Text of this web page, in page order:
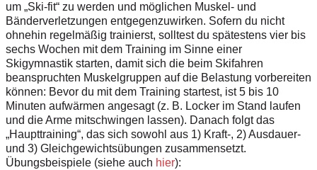
um „Ski-fit“ zu werden und möglichen Muskel- und
Bänderverletzungen entgegenzuwirken. Sofern du nicht
ohnehin regelmäßig trainierst, solltest du spätestens vier bis
sechs Wochen mit dem Training im Sinne einer
Skigymnastik starten, damit sich die beim Skifahren
beanspruchten Muskelgruppen auf die Belastung vorbereiten
können: Bevor du mit dem Training startest, ist 5 bis 10
Minuten aufwärmen angesagt (z. B. Locker im Stand laufen
und die Arme mitschwingen lassen). Danach folgt das
„Haupttraining“, das sich sowohl aus 1) Kraft-, 2) Ausdauer-
und 3) Gleichgewichtsübungen zusammensetzt.
Übungsbeispiele (siehe auch hier):